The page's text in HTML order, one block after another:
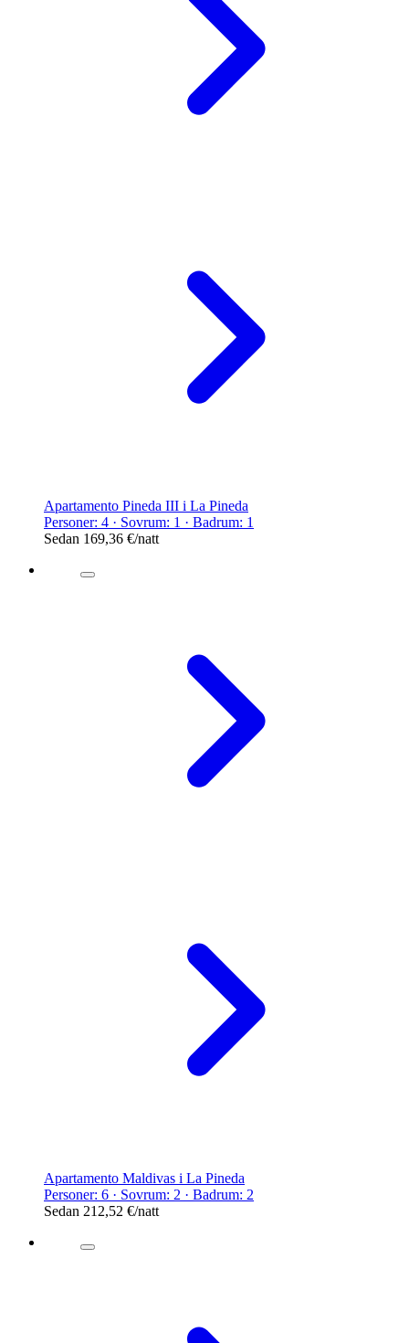
Apartamento Pineda III i La Pineda
Personer: 4 · Sovrum: 1 · Badrum: 1
Sedan 169,36 €/natt
Apartamento Maldivas i La Pineda
Personer: 6 · Sovrum: 2 · Badrum: 2
Sedan 212,52 €/natt